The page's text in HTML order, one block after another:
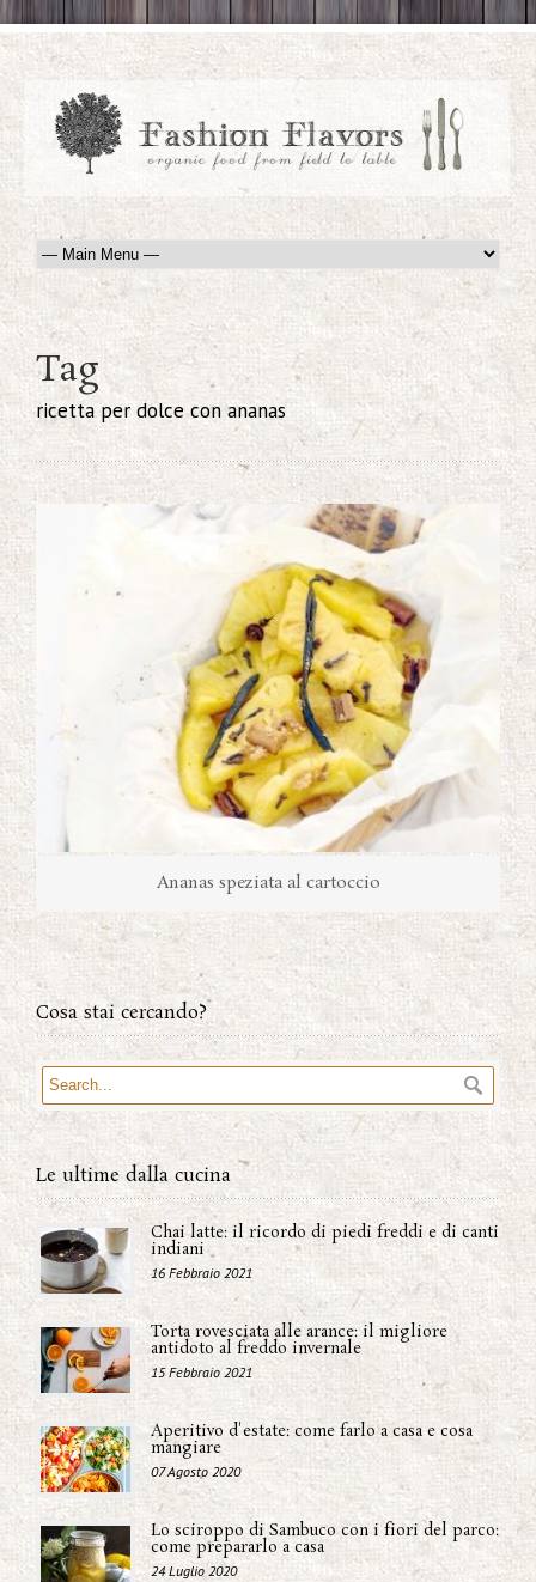
Tag
ricetta per dolce con ananas
Ananas speziata al cartoccio
Cosa stai cercando?
Le ultime dalla cucina
Chai latte: il ricordo di piedi freddi e di canti
indiani
16 Febbraio 2021
Torta rovesciata alle arance: il migliore
antidoto al freddo invernale
15 Febbraio 2021
Aperitivo d'estate: come farlo a casa e cosa
mangiare
07 Agosto 2020
Lo sciroppo di Sambuco con i fiori del parco:
come prepararlo a casa
24 Luglio 2020